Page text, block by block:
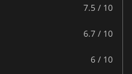
7.5 / 10
6.7 / 10
6 / 10